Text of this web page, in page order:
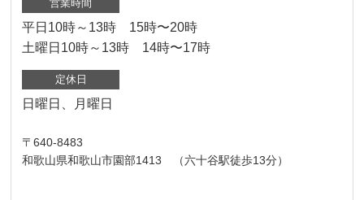
営業時間
平日10時～13時 15時〜20時
土曜日10時～13時 14時〜17時
定休日
日曜日、月曜日
〒640-8483
和歌山県和歌山市園部1413 （六十谷駅徒歩13分）